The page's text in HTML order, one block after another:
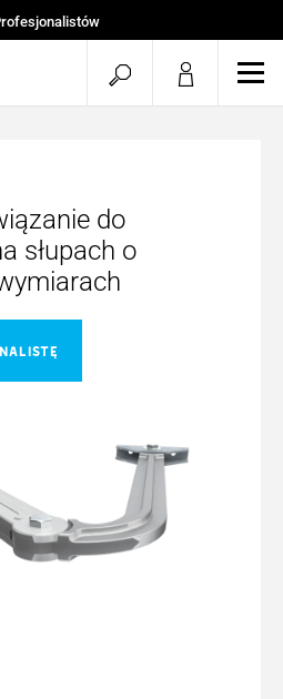
Otwórz
wyszukiwarkę
do
słupach o